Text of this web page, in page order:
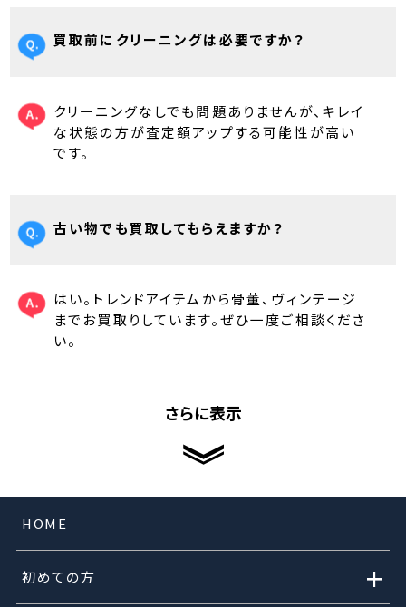
買取前にクリーニングは必要ですか？
クリーニングなしでも問題ありませんが、キレイ
な状態の方が査定額アップする可能性が高い
です。
古い物でも買取してもらえますか？
はい。トレンドアイテムから骨董、ヴィンテージ
までお買取りしています。ぜひ一度ご相談くださ
い。
さらに表示
HOME
初めての方 +